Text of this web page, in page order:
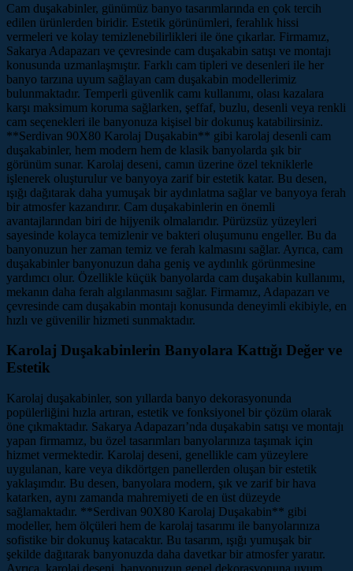
Cam duşakabinler, günümüz banyo tasarımlarında en çok tercih
edilen ürünlerden biridir. Estetik görünümleri, ferahlık hissi
vermeleri ve kolay temizlenebilirlikleri ile öne çıkarlar. Firmamız,
Sakarya Adapazarı ve çevresinde cam duşakabin satışı ve montajı
konusunda uzmanlaşmıştır. Farklı cam tipleri ve desenleri ile her
banyo tarzına uyum sağlayan cam duşakabin modellerimiz
bulunmaktadır. Temperli güvenlik camı kullanımı, olası kazalara
karşı maksimum koruma sağlarken, şeffaf, buzlu, desenli veya renkli
cam seçenekleri ile banyonuza kişisel bir dokunuş katabilirsiniz.
**Serdivan 90X80 Karolaj Duşakabin** gibi karolaj desenli cam
duşakabinler, hem modern hem de klasik banyolarda şık bir
görünüm sunar. Karolaj deseni, camın üzerine özel tekniklerle
işlenerek oluşturulur ve banyoya zarif bir estetik katar. Bu desen,
ışığı dağıtarak daha yumuşak bir aydınlatma sağlar ve banyoya ferah
bir atmosfer kazandırır. Cam duşakabinlerin en önemli
avantajlarından biri de hijyenik olmalarıdır. Pürüzsüz yüzeyleri
sayesinde kolayca temizlenir ve bakteri oluşumunu engeller. Bu da
banyonuzun her zaman temiz ve ferah kalmasını sağlar. Ayrıca, cam
duşakabinler banyonuzun daha geniş ve aydınlık görünmesine
yardımcı olur. Özellikle küçük banyolarda cam duşakabin kullanımı,
mekanın daha ferah algılanmasını sağlar. Firmamız, Adapazarı ve
çevresinde cam duşakabin montajı konusunda deneyimli ekibiyle, en
hızlı ve güvenilir hizmeti sunmaktadır.
Karolaj Duşakabinlerin Banyolara Kattığı Değer ve
Estetik
Karolaj duşakabinler, son yıllarda banyo dekorasyonunda
popülerliğini hızla artıran, estetik ve fonksiyonel bir çözüm olarak
öne çıkmaktadır. Sakarya Adapazarı’nda duşakabin satışı ve montajı
yapan firmamız, bu özel tasarımları banyolarınıza taşımak için
hizmet vermektedir. Karolaj deseni, genellikle cam yüzeylere
uygulanan, kare veya dikdörtgen panellerden oluşan bir estetik
yaklaşımdır. Bu desen, banyolara modern, şık ve zarif bir hava
katarken, aynı zamanda mahremiyeti de en üst düzeyde
sağlamaktadır. **Serdivan 90X80 Karolaj Duşakabin** gibi
modeller, hem ölçüleri hem de karolaj tasarımı ile banyolarınıza
sofistike bir dokunuş katacaktır. Bu tasarım, ışığı yumuşak bir
şekilde dağıtarak banyonuzda daha davetkar bir atmosfer yaratır.